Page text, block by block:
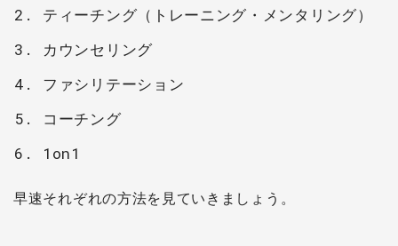
ティーチング（トレーニング・メンタリング）
カウンセリング
ファシリテーション
コーチング
1on1
早速それぞれの方法を見ていきましょう。